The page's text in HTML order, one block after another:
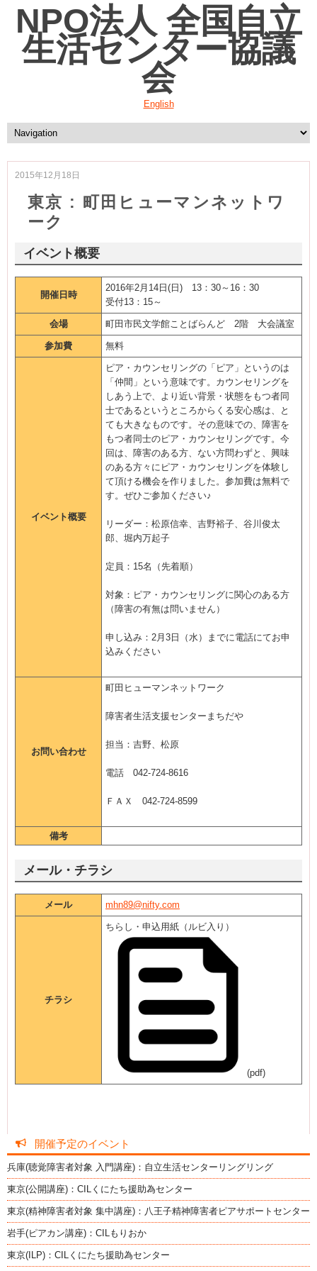
NPO法人 全国自立
生活センター協議
会
English
2015年12月18日
東京 : 町田ヒューマンネットワ
ーク
イベント概要
開催日時
2016年2月14日(日) 13：30～16：30
受付13：15～
会場 町田市民文学館ことばらんど 2階 大会議室
参加費 無料
イベント概要
ピア・カウンセリングの「ピア」というのは
「仲間」という意味です。カウンセリングを
しあう上で、より近い背景・状態をもつ者同
士であるというところからくる安心感は、と
ても大きなものです。その意味での、障害を
もつ者同士のピア・カウンセリングです。今
回は、障害のある方、ない方問わずと、興味
のある方々にピア・カウンセリングを体験し
て頂ける機会を作りました。参加費は無料で
す。ぜひご参加ください♪
リーダー：松原信幸、吉野裕子、谷川俊太
郎、堀内万起子
定員：15名（先着順）
対象：ピア・カウンセリングに関心のある方
（障害の有無は問いません）
申し込み：2月3日（水）までに電話にてお申
込みください
お問い合わせ
町田ヒューマンネットワーク
障害者生活支援センターまちだや
担当：吉野、松原
電話 042-724-8616
ＦＡＸ 042-724-8599
備考
メール・チラシ
メール mhn89@nifty.com
チラシ
ちらし・申込用紙（ルビ入り）
(pdf)
開催予定のイベント
兵庫(聴覚障害者対象 入門講座)：自立生活センターリングリング
東京(公開講座)：CILくにたち援助為センター
東京(精神障害者対象 集中講座)：八王子精神障害者ピアサポートセンター
岩手(ピアカン講座)：CILもりおか
東京(ILP)：CILくにたち援助為センター